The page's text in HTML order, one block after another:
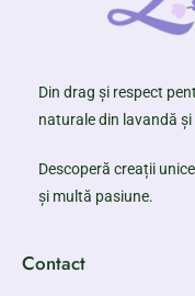
Din drag și respect
naturale din lavandă
Descoperă creații
și multă pasiune.
Contact